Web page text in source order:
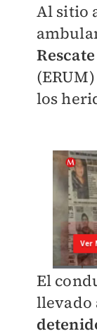
Al sitio
los
El
llevado